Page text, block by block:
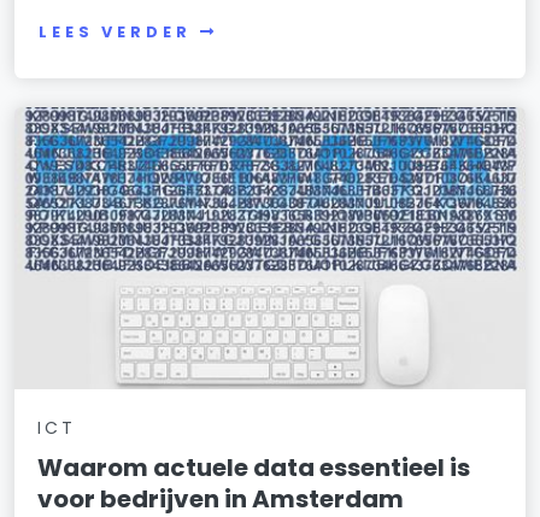
LEES VERDER
ICT
Waarom actuele data essentieel is
voor bedrijven in Amsterdam